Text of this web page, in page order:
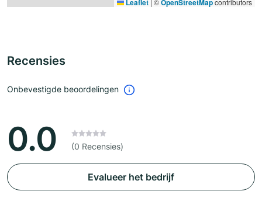
Leaflet | ©OpenStreetMapcontributors
Recensies
Onbevestigde beoordelingen
0.0 (0 Recensies)
Evalueer het bedrijf